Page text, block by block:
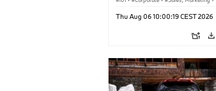
Thu Aug 06 10:00:19 CEST 2026